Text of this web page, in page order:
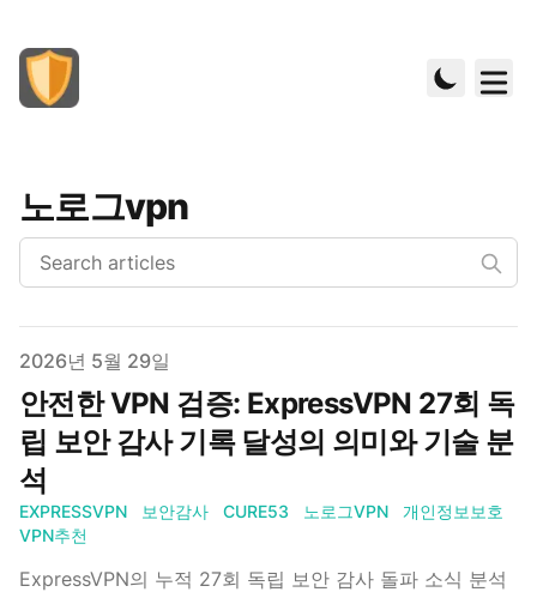
노로그vpn
Published on
2026년 5월 29일
안전한 VPN 검증: ExpressVPN 27회 독
립 보안 감사 기록 달성의 의미와 기술 분
석
EXPRESSVPN 보안감사 CURE53 노로그VPN
개인정보보호
VPN추천
ExpressVPN의 누적 27회 독립 보안 감사 돌파 소식 분석